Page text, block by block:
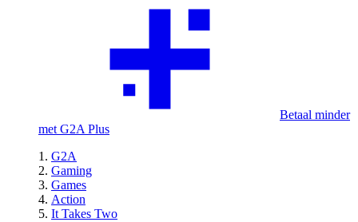
Betaal minder
met G2A Plus
G2A
Gaming
Games
Action
It Takes Two